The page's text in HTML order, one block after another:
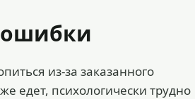
из-за заказанного
едет, психологически трудно